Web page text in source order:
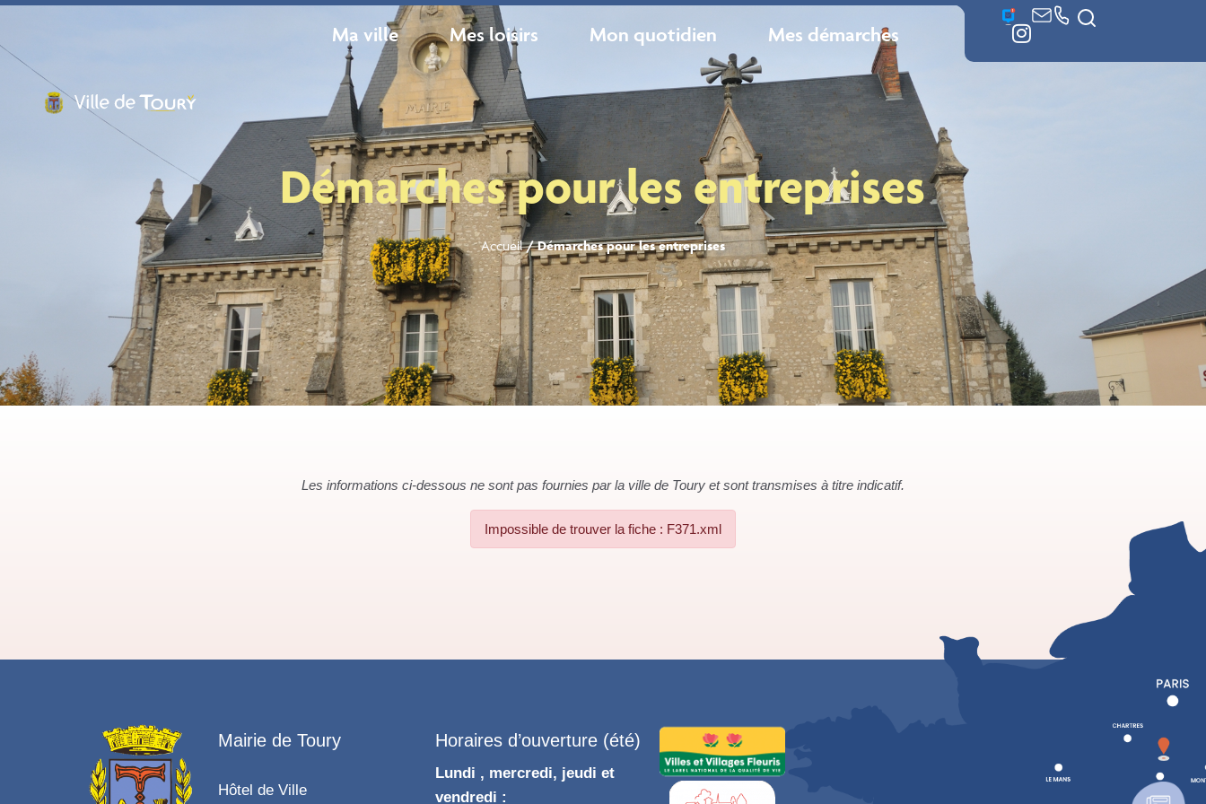
Ma ville Mes loisirs Mon quotidien Mes démarches
Démarches pour les entreprises
Accueil/Démarches pour les entreprises
Les informations ci-dessous ne sont pas fournies par la ville de Toury et sont transmises à titre indicatif.
Impossible de trouver la fiche : F371.xml
Mairie de Toury
Hôtel de Ville
Horaires d’ouverture (été)
Lundi , mercredi, jeudi et
vendredi :